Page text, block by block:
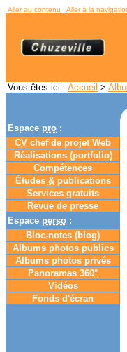
Aller au contenu | Aller à la
Vous êtes ici : Accueil >
Espace pro :
CV chef de projet Web
Réalisations (portfolio)
Compétences
Études &publications
Services gratuits
Revue de presse
Espace perso :
Bloc-notes (blog)
Albums photos publics
Albums photos privés
Panoramas 360°
Vidéos
Fonds d'écran